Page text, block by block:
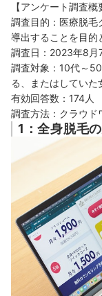
【アンケート調査概
調査目的：医療脱毛
導出することを目的
調査日：2023年8
調査対象：10代～
る、またはしていた
有効回答数：174人
調査方法：クラウド
1：全身脱毛